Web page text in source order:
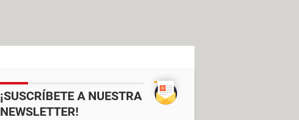
¡SUSCRÍBETE A NUESTRA
NEWSLETTER!